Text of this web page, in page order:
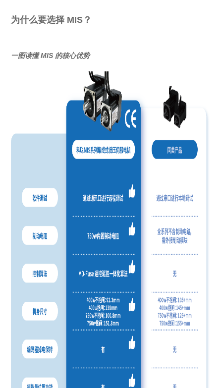
为什么要选择 MIS？
一图读懂 MIS 的核心优势